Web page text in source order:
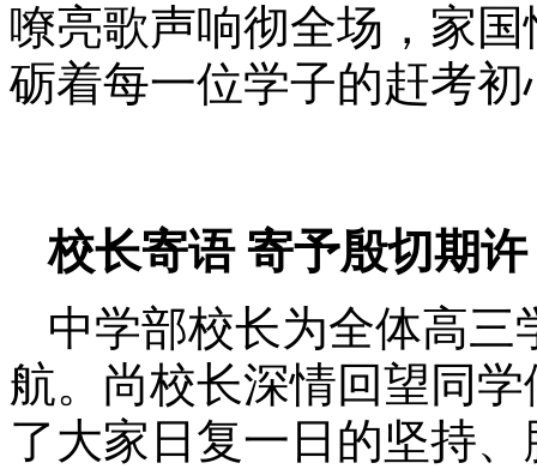
嘹亮歌声响彻全场，家
砺着每一位学子的赶考初
校长寄语 寄予殷切期许
中学部校长为全体高
航。尚校长深情回望同
了大家日复一日的坚持